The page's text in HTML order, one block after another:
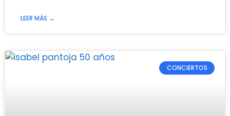
LEER MÁS →
CONCIERTOS